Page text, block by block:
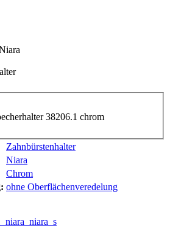
38206.1 chrom
Zahnbürstenhalter
Niara
Chrom
ohne Oberflächenveredelung